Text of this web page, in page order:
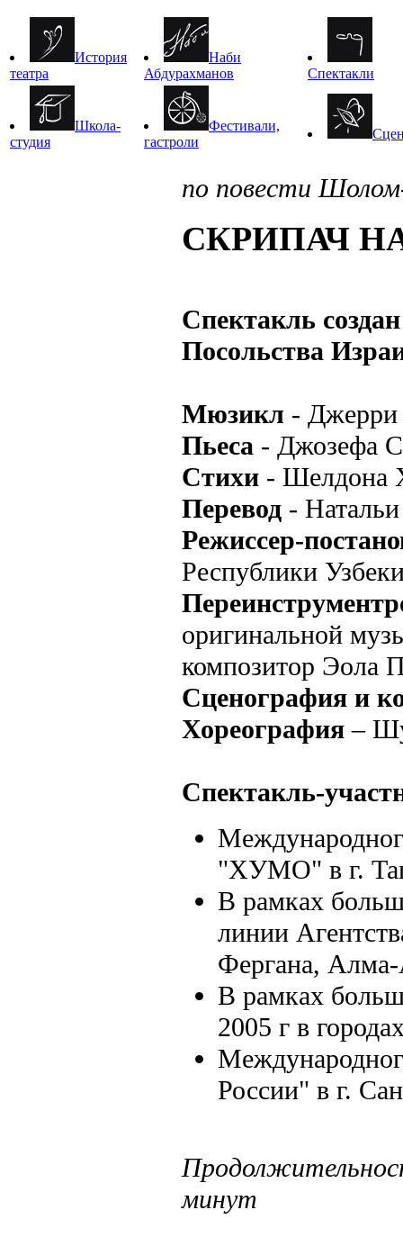
История
театра
Наби
Абдурахманов
Спектакли
Школа-
студия
Фестивали,
гастроли
по повести
СКРИПАЧ
Спектакль
Посольства
Мюзикл - Джерри
Пьеса - Джозефа
Стихи - Шелдона
Перевод -
Режиссер-
Республики
оригинальной
композитор Эола
Сценография и
Хореография –
Спектакль-
"ХУМО" в г.
В рамках
линии
Фергана,
В рамках
2005 г в
России" в г.
минут